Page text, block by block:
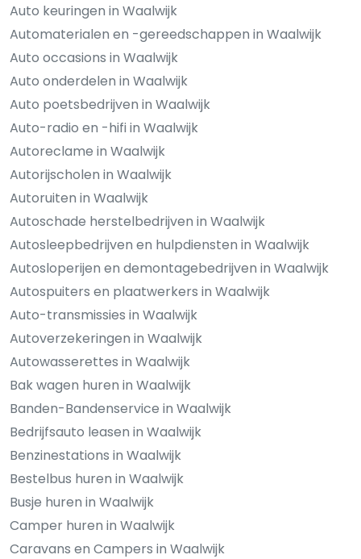
Auto keuringen in Waalwijk
Automaterialen en -gereedschappen in Waalwijk
Auto occasions in Waalwijk
Auto onderdelen in Waalwijk
Auto poetsbedrijven in Waalwijk
Auto-radio en -hifi in Waalwijk
Autoreclame in Waalwijk
Autorijscholen in Waalwijk
Autoruiten in Waalwijk
Autoschade herstelbedrijven in Waalwijk
Autosleepbedrijven en hulpdiensten in Waalwijk
Autosloperijen en demontagebedrijven in Waalwijk
Autospuiters en plaatwerkers in Waalwijk
Auto-transmissies in Waalwijk
Autoverzekeringen in Waalwijk
Autowasserettes in Waalwijk
Bak wagen huren in Waalwijk
Banden-Bandenservice in Waalwijk
Bedrijfsauto leasen in Waalwijk
Benzinestations in Waalwijk
Bestelbus huren in Waalwijk
Busje huren in Waalwijk
Camper huren in Waalwijk
Caravans en Campers in Waalwijk